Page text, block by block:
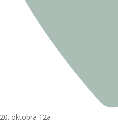
20. oktobra 12a